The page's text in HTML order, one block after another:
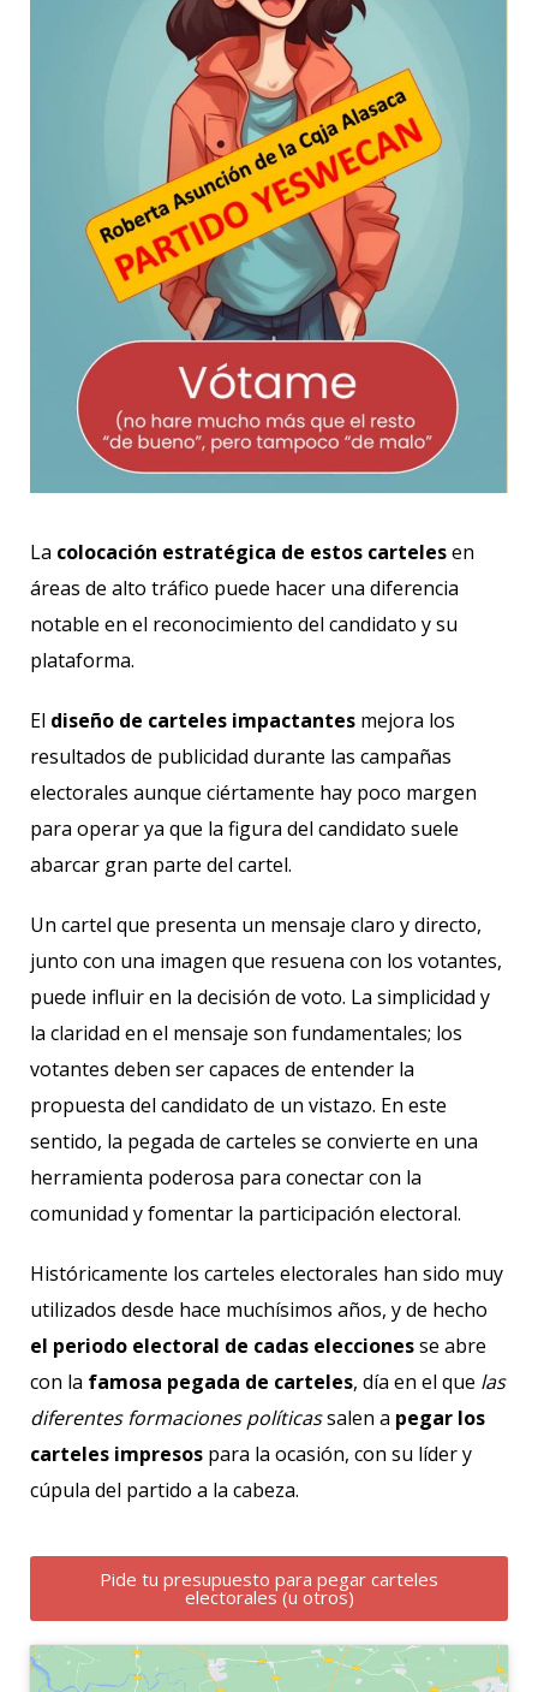
La colocación estratégica de estos cartelesen
áreas de alto tráfico puede hacer una diferencia
notable en el reconocimiento del candidato y su
plataforma.
El diseño de carteles impactantes mejora los
resultados de publicidad durante las campañas
electorales aunque ciértamente hay poco margen
para operar ya que la figura del candidato suele
abarcar gran parte del cartel.
Un cartel que presenta un mensaje claro y directo,
junto con una imagen que resuena con los votantes,
puede influir en la decisión de voto. La simplicidad y
la claridad en el mensaje son fundamentales; los
votantes deben ser capaces de entender la
propuesta del candidato de un vistazo. En este
sentido, la pegada de carteles se convierte en una
herramienta poderosa para conectar con la
comunidad y fomentar la participación electoral.
Históricamente los carteles electorales han sido muy
utilizados desde hace muchísimos años, y de hecho
el periodo electoral de cadas eleccionesse abre
con la famosa pegada de carteles, día en el que las
diferentes formaciones políticassalen a pegar los
carteles impresos para la ocasión, con su líder y
cúpula del partido a la cabeza.
Pide tu presupuesto para pegar carteles
electorales (u otros)